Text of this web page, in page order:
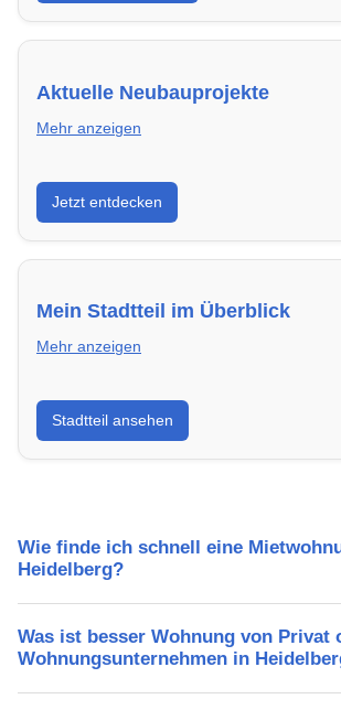
Aktuelle Neubauprojekte
Mehr anzeigen
Entdecke Neubauprojekte in
energieeffizient und sofort bezugsfertig.
Jetzt entdecken
Mein Stadtteil im Überblick
Mehr anzeigen
Erfahre mehr über deinen Stadtteil in
Lebensqualität, Verkehrsanbindung,
Freizeitmöglichkeiten und Mietpreise.
Stadtteil ansehen
Wie finde ich schnell eine
Heidelberg?
Was ist besser Wohnung von Privat
Wohnungsunternehmen in